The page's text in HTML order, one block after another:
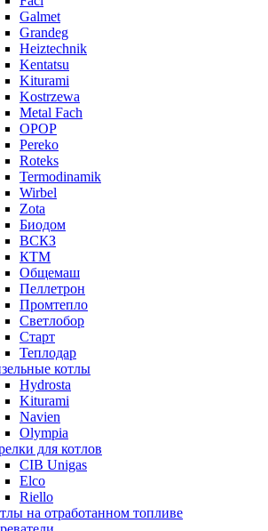
Galmet
Grandeg
Heiztechnik
Kentatsu
Kiturami
Kostrzewa
Metal Fach
OPOP
Pereko
Roteks
Termodinamik
Wirbel
Zota
Биодом
ВСКЗ
КТМ
Общемаш
Пеллетрон
Промтепло
Светлобор
Старт
Теплодар
котлы
Hydrosta
Kiturami
Navien
Olympia
для котлов
CIB Unigas
Elco
Riello
на отработанном топливе